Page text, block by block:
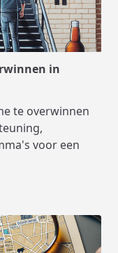
in
te overwinnen
voor een